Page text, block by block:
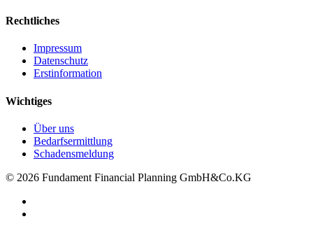
Rechtliches
Impressum
Datenschutz
Erstinformation
Wichtiges
Über uns
Bedarfsermittlung
Schadensmeldung
© 2026 Fundament Financial Planning GmbH&Co.KG